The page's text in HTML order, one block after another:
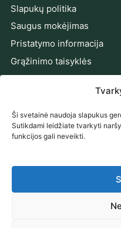
Ši svetainė naudoja slapukus
Sutikdami leidžiate tvarkyti
funkcijos gali neveikti.
Slapukų politika
Saugus mokėjimas
Pristatymo informacija
Grąžinimo taisyklės
Prieinamumo pareiškimas
PRENUMERUOKITE
Gaukite naujienas,